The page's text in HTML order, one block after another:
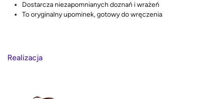
Dostarcza niezapomnianych doznań i wrażeń
To oryginalny upominek, gotowy do wręczenia
Realizacja